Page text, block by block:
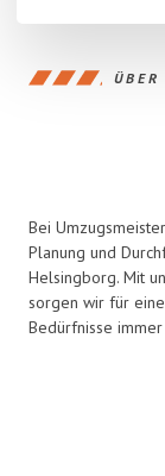
ÜBER
Bei
Planung und
Helsingborg. Mit
sorgen wir für
Bedürfnisse